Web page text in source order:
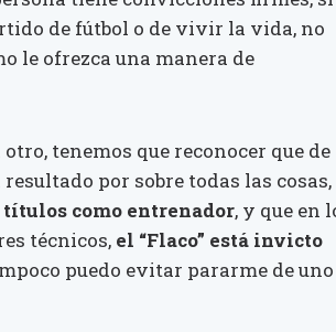
de fútbol o de vivir la vida, no
le ofrezca una manera de
tenemos que reconocer que de
por sobre todas las cosas,
como entrenador, y que en
técnicos, el “Flaco” está invicto
puedo evitar pararme de uno